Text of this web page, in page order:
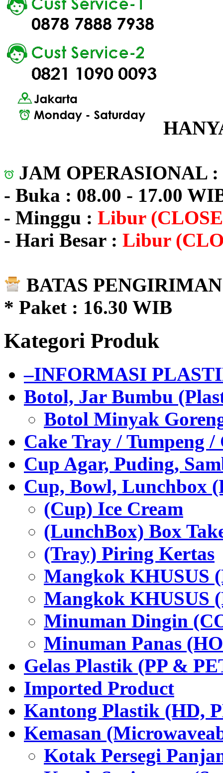
JAM OPERASIONAL :
- Buka : 08.00 - 17.00
- Minggu : Libur
- Hari Besar : Libur
BATAS
* Paket : 16.30 WIB
Kategori Produk
–INFORMASI
Botol, Jar Bumbu
Botol Minyak
Cake Tray / Tumpeng /
Cup Agar, Puding,
Cup, Bowl, Lunchbox
(Cup) Ice Cream
(LunchBox) Box
(Tray) Piring Kertas
Mangkok KHUSUS
Mangkok KHUSUS
Minuman Dingin
Minuman Panas
Gelas Plastik (PP &
Imported Product
Kantong Plastik (HD,
Kemasan
Kotak Persegi